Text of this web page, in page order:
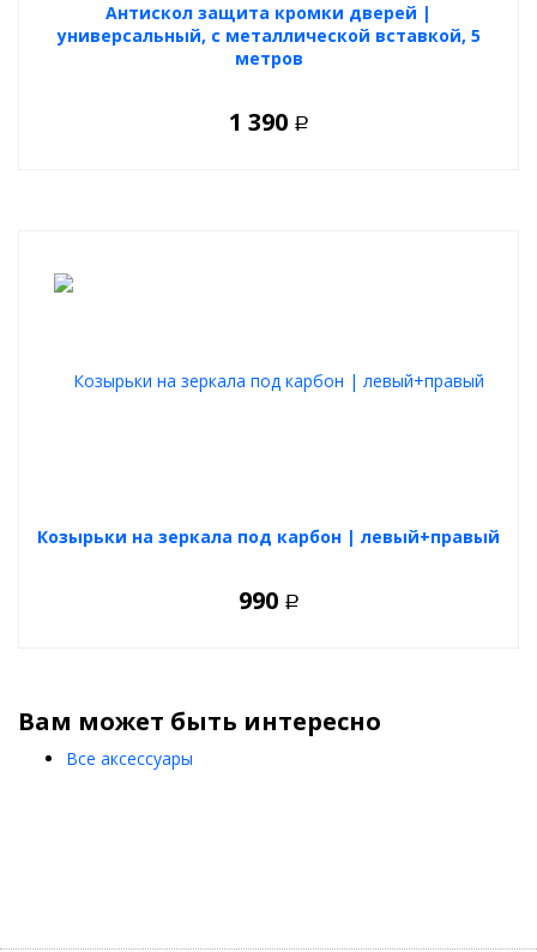
Антискол защита кромки дверей |
универсальный, с металлической вставкой, 5
метров
1 390 Р
Козырьки на зеркала под карбон | левый+правый
990 Р
Вам может быть интересно
Все аксессуары